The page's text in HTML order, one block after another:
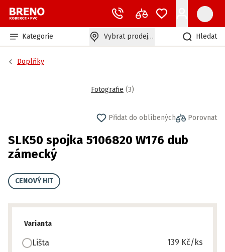
Kategorie Vybrat prodejnu Hledat
Doplňky
Fotografie (3)
Přidat do oblíbených Porovnat
SLK50 spojka 5106820 W176 dub
zámecký
CENOVÝ HIT
Varianta
Lišta 139 Kč/ks